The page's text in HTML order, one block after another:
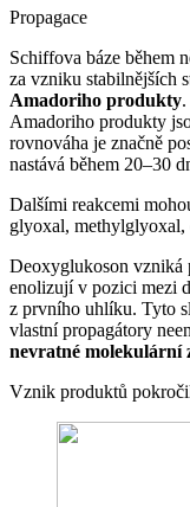
Propagace
Schiffova báze během
za vzniku stabilnějších
Amadoriho produkty
Amadoriho produkty
rovnováha je značně
nastává během 20–30
Dalšími reakcemi
glyoxal, methylglyoxal,
Deoxyglukoson
enolizují v pozici mezi
z prvního uhlíku. Tyto
vlastní propagátory
nevratné molekulární
Vznik produktů